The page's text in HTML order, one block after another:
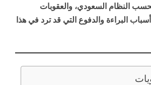
النظام السعودي، والعقوبات
أسباب البراءة والدفوع التي قد ترد في هذا